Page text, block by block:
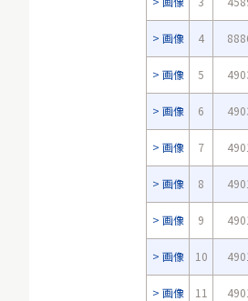
画像 4
画像 5
画像 6
画像 7
画像 8
画像 9
画像 10
画像 11